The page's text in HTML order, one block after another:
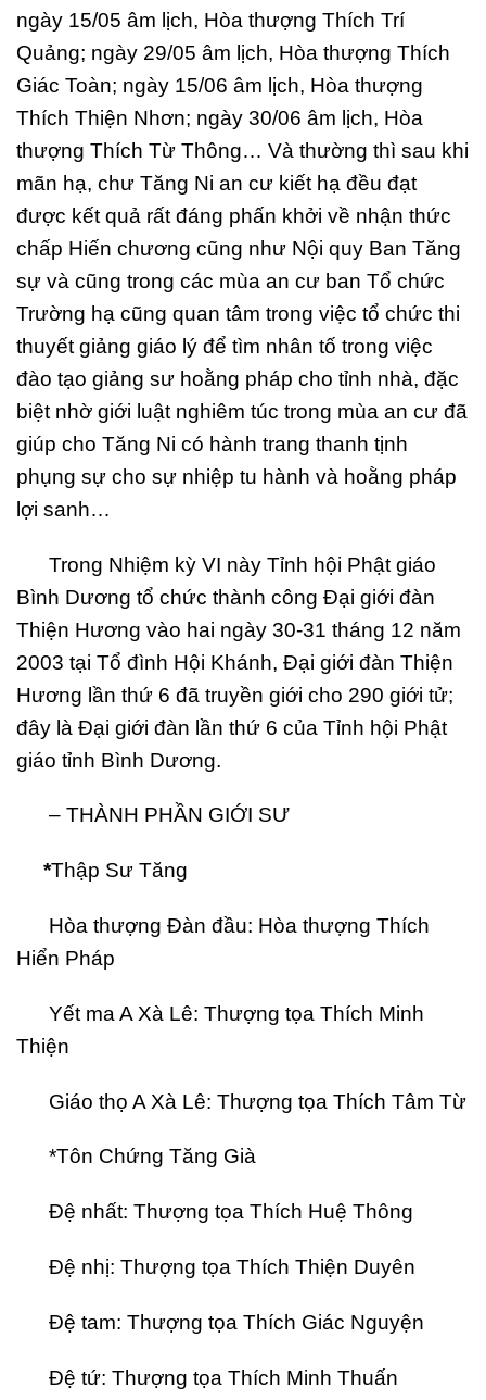
ngày 15/05 âm lịch, Hòa thượng Thích Trí
Quảng; ngày 29/05 âm lịch, Hòa thượng Thích
Giác Toàn; ngày 15/06 âm lịch, Hòa thượng
Thích Thiện Nhơn; ngày 30/06 âm lịch, Hòa
thượng Thích Từ Thông… Và thường thì sau khi
mãn hạ, chư Tăng Ni an cư kiết hạ đều đạt
được kết quả rất đáng phấn khởi về nhận thức
chấp Hiến chương cũng như Nội quy Ban Tăng
sự và cũng trong các mùa an cư ban Tổ chức
Trường hạ cũng quan tâm trong việc tổ chức thi
thuyết giảng giáo lý để tìm nhân tố trong việc
đào tạo giảng sư hoằng pháp cho tỉnh nhà, đặc
biệt nhờ giới luật nghiêm túc trong mùa an cư đã
giúp cho Tăng Ni có hành trang thanh tịnh
phụng sự cho sự nhiệp tu hành và hoằng pháp
lợi sanh…
Trong Nhiệm kỳ VI này Tỉnh hội Phật giáo
Bình Dương tổ chức thành công Đại giới đàn
Thiện Hương vào hai ngày 30-31 tháng 12 năm
2003 tại Tổ đình Hội Khánh, Đại giới đàn Thiện
Hương lần thứ 6 đã truyền giới cho 290 giới tử;
đây là Đại giới đàn lần thứ 6 của Tỉnh hội Phật
giáo tỉnh Bình Dương.
– THÀNH PHẦN GIỚI SƯ
*Thập Sư Tăng
Hòa thượng Đàn đầu: Hòa thượng Thích
Hiển Pháp
Yết ma A Xà Lê: Thượng tọa Thích Minh
Thiện
Giáo thọ A Xà Lê: Thượng tọa Thích Tâm Từ
*Tôn Chứng Tăng Già
Đệ nhất: Thượng tọa Thích Huệ Thông
Đệ nhị: Thượng tọa Thích Thiện Duyên
Đệ tam: Thượng tọa Thích Giác Nguyện
Đệ tứ: Thượng tọa Thích Minh Thuấn